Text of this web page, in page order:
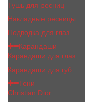
Тушь для ресниц
Накладные ресницы
Подводка для глаз
Карандаши
Карандаши для глаз
Карандаши для губ
Тени
Christian Dior